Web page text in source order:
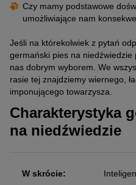
Czy mamy podstawowe
umożliwiające nam
Jeśli na którekolwiek z pytań
germański pies na
nas dobrym wyborem. We
rasie tej znajdziemy wiernego,
imponującego towarzysza.
Charakterystyka
na niedźwiedzie
W skrócie: